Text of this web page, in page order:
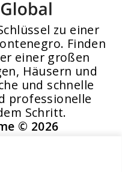
zu einer
Finden
einer großen
Häusern und
und schnelle
professionelle
Schritt.
© 2026